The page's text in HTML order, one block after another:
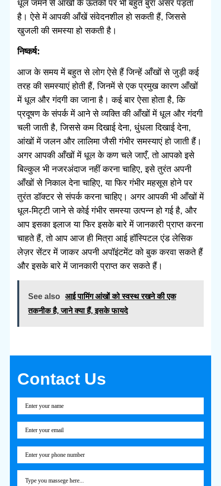
धूल जमने से आँखों के ऊतकों पर भी बहुत बुरा असर पड़ता
है। ऐसे में आपकी आँखें संवेदनशील हो सकती हैं, जिससे
खुजली की समस्या हो सकती है।
निष्कर्ष:
आज के समय में बहुत से लोग ऐसे हैं जिन्हें आँखों से जुड़ी कई
तरह की समस्याएं होती हैं, जिनमें से एक प्रमुख कारण आँखों
में धूल और गंदगी का जाना है। कई बार ऐसा होता है, कि
प्रदूषण के संपर्क में आने से व्यक्ति की आँखों में धूल और गंदगी
चली जाती है, जिससे कम दिखाई देना, धुंधला दिखाई देना,
आंखों में जलन और लालिमा जैसी गंभीर समस्याएं हो जाती हैं।
अगर आपकी आँखों में धूल के कण चले जाएँ, तो आपको इसे
बिल्कुल भी नजरअंदाज नहीं करना चाहिए, इसे तुरंत अपनी
आँखों से निकाल देना चाहिए, या फिर गंभीर महसूस होने पर
तुरंत डॉक्टर से संपर्क करना चाहिए। अगर आपकी भी आँखों में
धूल-मिट्टी जाने से कोई गंभीर समस्या उत्पन्न हो गई है, और
आप इसका इलाज या फिर इसके बारे में जानकारी प्राप्त करना
चाहते हैं, तो आप आज ही मित्रा आई हॉस्पिटल एंड लेसिक
लेज़र सेंटर में जाकर अपनी अपॉइंटमेंट को बुक करवा सकते हैं
और इसके बारे में जानकारी प्राप्त कर सकते हैं।
See also
आई पामिंग आंखों को स्वस्थ रखने की एक
तकनीक है, जाने क्या हैं, इसके फायदे
Contact Us